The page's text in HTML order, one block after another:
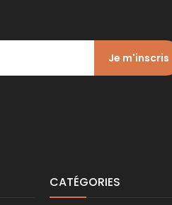
Je m'inscris
CATÉGORIES